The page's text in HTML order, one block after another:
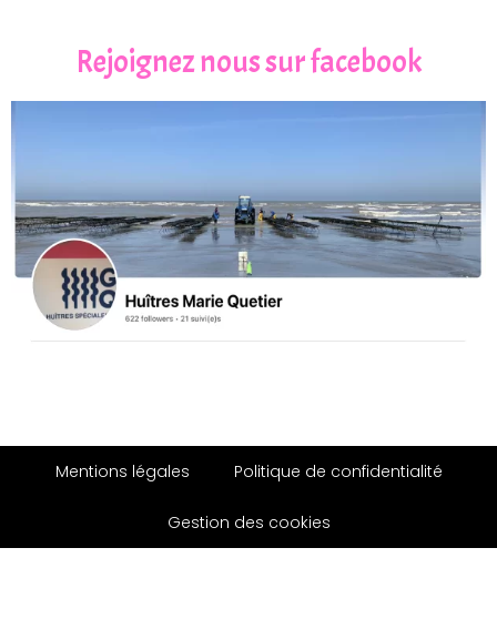
Rejoignez nous sur facebook
Mentions légales Politique de confidentialité
Gestion des cookies